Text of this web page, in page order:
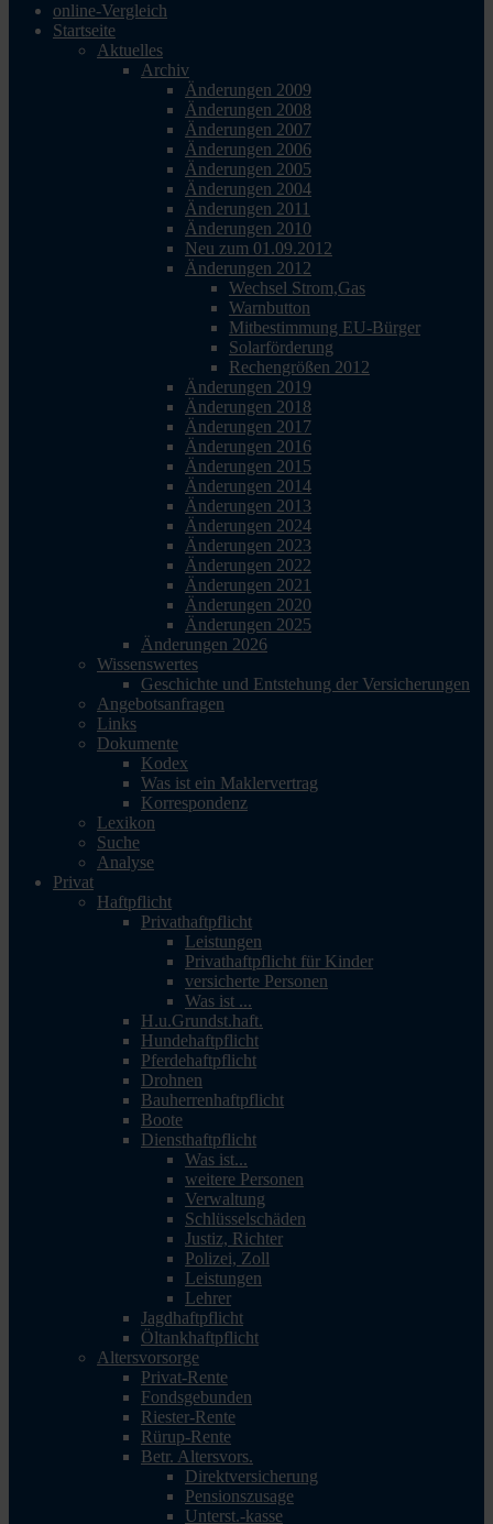
online-Vergleich
Startseite
Aktuelles
Archiv
Änderungen 2009
Änderungen 2008
Änderungen 2007
Änderungen 2006
Änderungen 2005
Änderungen 2004
Änderungen 2011
Änderungen 2010
Neu zum 01.09.2012
Änderungen 2012
Wechsel Strom,Gas
Warnbutton
Mitbestimmung EU-Bürger
Solarförderung
Rechengrößen 2012
Änderungen 2019
Änderungen 2018
Änderungen 2017
Änderungen 2016
Änderungen 2015
Änderungen 2014
Änderungen 2013
Änderungen 2024
Änderungen 2023
Änderungen 2022
Änderungen 2021
Änderungen 2020
Änderungen 2025
Änderungen 2026
Wissenswertes
Geschichte und Entstehung der Versicherungen
Angebotsanfragen
Links
Dokumente
Kodex
Was ist ein Maklervertrag
Korrespondenz
Lexikon
Suche
Analyse
Privat
Haftpflicht
Privathaftpflicht
Leistungen
Privathaftpflicht für Kinder
versicherte Personen
Was ist ...
H.u.Grundst.haft.
Hundehaftpflicht
Pferdehaftpflicht
Drohnen
Bauherrenhaftpflicht
Boote
Diensthaftpflicht
Was ist...
weitere Personen
Verwaltung
Schlüsselschäden
Justiz, Richter
Polizei, Zoll
Leistungen
Lehrer
Jagdhaftpflicht
Öltankhaftpflicht
Altersvorsorge
Privat-Rente
Fondsgebunden
Riester-Rente
Rürup-Rente
Betr. Altersvors.
Direktversicherung
Pensionszusage
Unterst.-kasse